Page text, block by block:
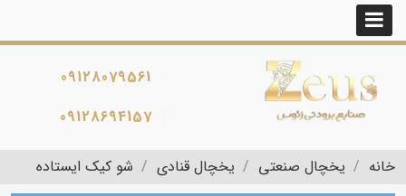
09128079561
09128694157
خانه یخچال صنعتی یخچال قنادی شو کیک ایستاده